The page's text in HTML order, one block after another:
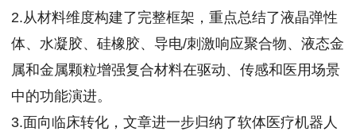
2.从材料维度构建了完整框架，重点总结了液晶弹性
体、水凝胶、硅橡胶、导电/刺激响应聚合物、液态金
属和金属颗粒增强复合材料在驱动、传感和医用场景
中的功能演进。
3.面向临床转化，文章进一步归纳了软体医疗机器人